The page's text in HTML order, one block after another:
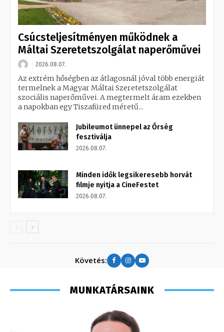
Csúcsteljesítményen működnek a
Máltai Szeretetszolgálat naperőművei
2026.08.07.
Az extrém hőségben az átlagosnál jóval több energiát
termelnek a Magyar Máltai Szeretetszolgálat
szociális naperőművei. A megtermelt áram ezekben
a napokban egy Tiszafüred méretű...
Jubileumot ünnepel az Őrség
fesztiválja
2026.08.07.
Minden idők legsikeresebb horvát
filmje nyitja a CineFestet
2026.08.07.
Követés:
MUNKATÁRSAINK